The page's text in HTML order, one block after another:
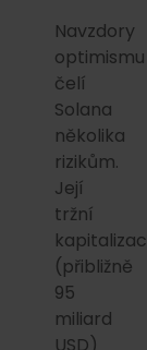
Navzdory
optimismu
čelí
Solana
několika
rizikům.
Její
tržní
(přibližně
95
miliard